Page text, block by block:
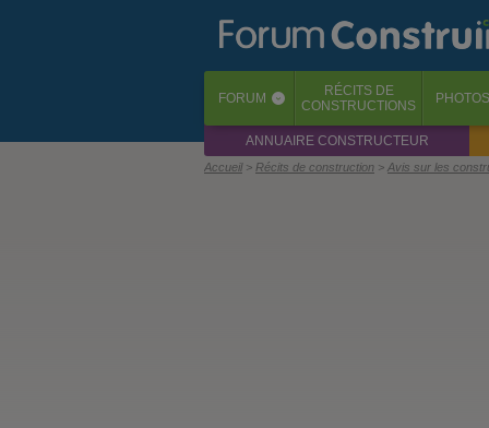
FORUM ‹ RÉCITS DE
CONSTRUCTIONS
PHOTOS
ANNUAIRE CONSTRUCTEUR
Accueil Récits de construction Avis sur les